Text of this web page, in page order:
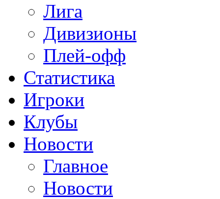
Лига
Дивизионы
Плей-офф
Статистика
Игроки
Клубы
Новости
Главное
Новости